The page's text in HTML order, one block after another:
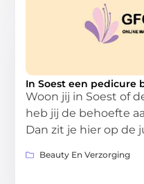
In Soest een pedicure
Woon jij in Soest of
heb jij de behoefte
Dan zit je hier op de
Beauty En Verzorging